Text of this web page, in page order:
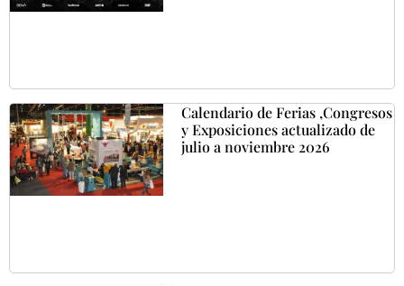
Calendario de Ferias ,Congresos
y Exposiciones actualizado de
julio a noviembre 2026